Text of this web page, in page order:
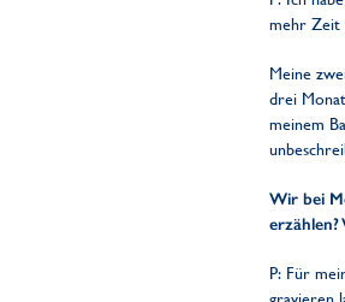
mehr Zeit
Meine
drei
meinem
Wir bei
P: Für